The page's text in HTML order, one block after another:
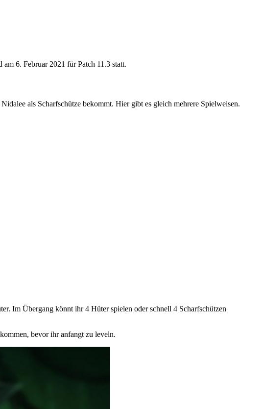
6. Februar 2021 für Patch 11.3 statt.
als Scharfschütze bekommt. Hier gibt es gleich mehrere Spielweisen.
Im Übergang könnt ihr 4 Hüter spielen oder schnell 4 Scharfschützen
bevor ihr anfangt zu leveln.